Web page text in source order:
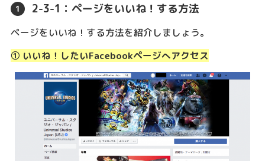
2-3-1：ページをいいね！する方法
ページをいいね！する方法を紹介しましょう。
① いいね！したいFacebookページへアクセス